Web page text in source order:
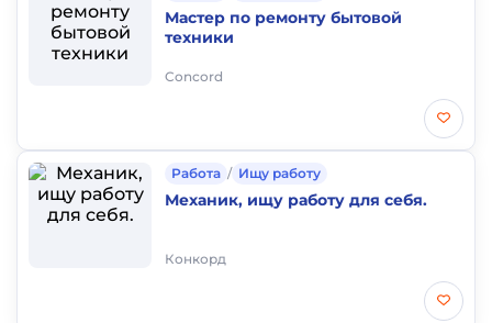
Мастер по ремонту бытовой
техники
Concord
Работа / Ищу работу
Механик, ищу работу для себя.
Конкорд